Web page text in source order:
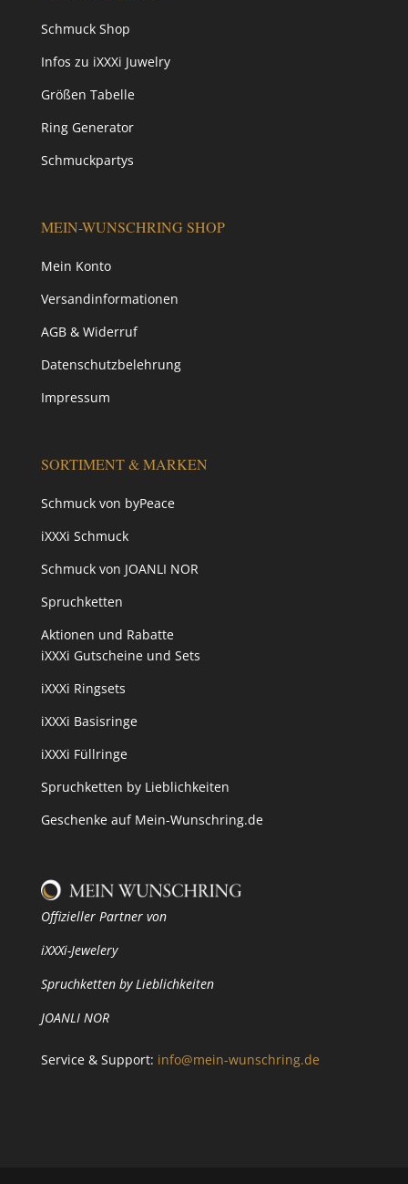
Schmuck Shop
Infos zu iXXXi Juwelry
Größen Tabelle
Ring Generator
Schmuckpartys
MEIN-WUNSCHRING SHOP
Mein Konto
Versandinformationen
AGB & Widerruf
Datenschutzbelehrung
Impressum
SORTIMENT & MARKEN
Schmuck von byPeace
iXXXi Schmuck
Schmuck von JOANLI NOR
Spruchketten
Aktionen und Rabatte
iXXXi Gutscheine und Sets
iXXXi Ringsets
iXXXi Basisringe
iXXXi Füllringe
Spruchketten by Lieblichkeiten
Geschenke auf Mein-Wunschring.de
Offizieller Partner von
iXXXi-Jewelery
Spruchketten by Lieblichkeiten
JOANLI NOR
Service & Support: info@mein-wunschring.de